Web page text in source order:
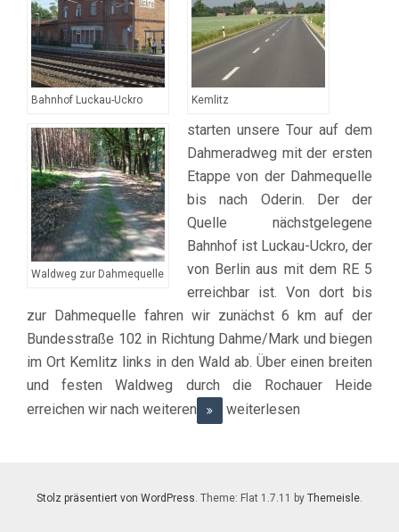
Bahnhof Luckau-Uckro Kemlitz
Waldweg zur Dahmequelle
starten unsere Tour auf dem
Dahmeradweg mit der ersten
Etappe von der Dahmequelle
bis nach Oderin. Der der
Quelle nächstgelegene
Bahnhof ist Luckau-Uckro, der
von Berlin aus mit dem RE 5
erreichbar ist. Von dort bis
zur Dahmequelle fahren wir zunächst 6 km auf der
Bundesstraße 102 in Richtung Dahme/Mark und biegen
im Ort Kemlitz links in den Wald ab. Über einen breiten
und festen Waldweg durch die Rochauer Heide
erreichen wir nach weiteren
weiterlesen
Stolz präsentiert von WordPress . Theme: Flat 1.7.11 by Themeisle